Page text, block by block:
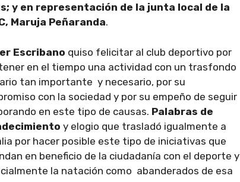
y en representación de la junta local de la
Maruja Peñaranda.
Escribano quiso felicitar al club deportivo por
en el tiempo una actividad con un trasfondo
tan importante y necesario, por su
con la sociedad y por su empeño de seguir
en este tipo de causas. Palabras de
y elogio que trasladó igualmente a
por hacer posible este tipo de iniciativas que
en beneficio de la ciudadanía con el deporte y
la natación como abanderados de esa